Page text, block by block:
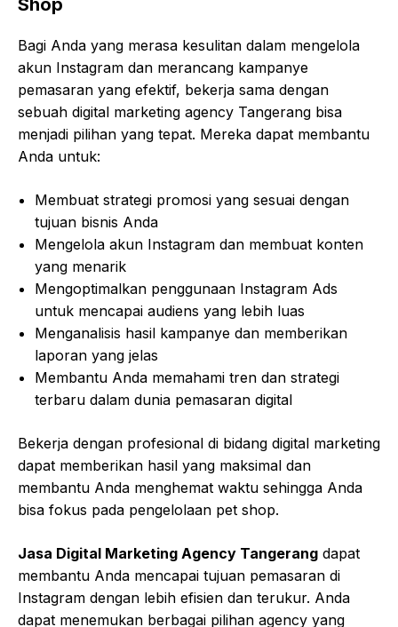
Shop
Bagi Anda yang merasa kesulitan dalam mengelola
akun Instagram dan merancang kampanye
pemasaran yang efektif, bekerja sama dengan
sebuah digital marketing agency Tangerang bisa
menjadi pilihan yang tepat. Mereka dapat membantu
Anda untuk:
Membuat strategi promosi yang sesuai dengan
tujuan bisnis Anda
Mengelola akun Instagram dan membuat konten
yang menarik
Mengoptimalkan penggunaan Instagram Ads
untuk mencapai audiens yang lebih luas
Menganalisis hasil kampanye dan memberikan
laporan yang jelas
Membantu Anda memahami tren dan strategi
terbaru dalam dunia pemasaran digital
Bekerja dengan profesional di bidang digital marketing
dapat memberikan hasil yang maksimal dan
membantu Anda menghemat waktu sehingga Anda
bisa fokus pada pengelolaan pet shop.
Jasa Digital Marketing Agency Tangerang dapat
membantu Anda mencapai tujuan pemasaran di
Instagram dengan lebih efisien dan terukur. Anda
dapat menemukan berbagai pilihan agency yang